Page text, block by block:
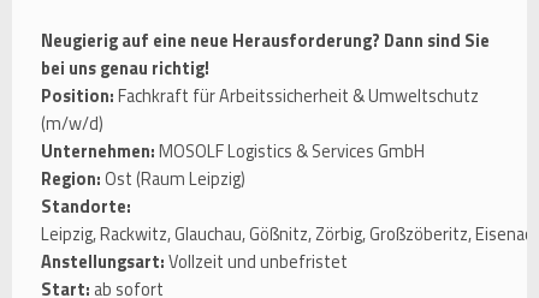
Neugierig auf eine neue Herausforderung? Dann sind Sie
bei uns genau richtig!
Position:Fachkraft für Arbeitssicherheit & Umweltschutz
(m/w/d)
Unternehmen:MOSOLF Logistics & Services GmbH
Region:Ost (Raum Leipzig)
Standorte:
Leipzig, Rackwitz, Glauchau, Gößnitz, Zörbig, Großzöberitz,
Anstellungsart:Vollzeit und unbefristet
Start: ab sofort